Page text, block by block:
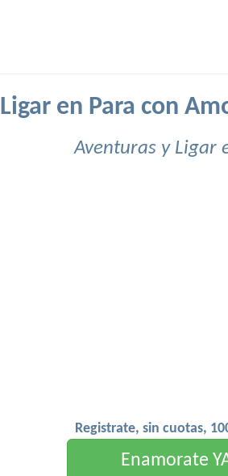
Ligar en Para con
Aventuras y Ligar
Registrate, sin cuotas,
Enamorate